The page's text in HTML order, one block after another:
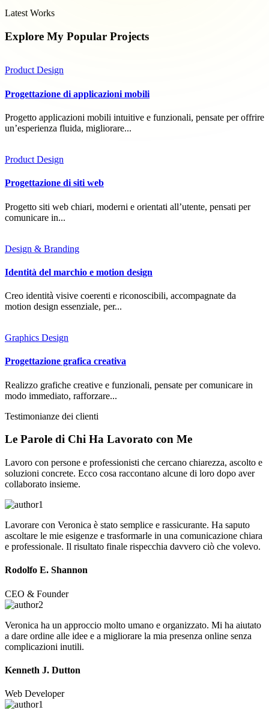
Latest Works
Explore My Popular Projects
Product Design
Progettazione di applicazioni mobili
Progetto applicazioni mobili intuitive e funzionali, pensate per offrire
un’esperienza fluida, migliorare...
Product Design
Progettazione di siti web
Progetto siti web chiari, moderni e orientati all’utente, pensati per
comunicare in...
Design & Branding
Identità del marchio e motion design
Creo identità visive coerenti e riconoscibili, accompagnate da
motion design essenziale, per...
Graphics Design
Progettazione grafica creativa
Realizzo grafiche creative e funzionali, pensate per comunicare in
modo immediato, rafforzare...
Testimonianze dei clienti
Le Parole di Chi Ha Lavorato con Me
Lavoro con persone e professionisti che cercano chiarezza, ascolto e
soluzioni concrete. Ecco cosa raccontano alcune di loro dopo aver
collaborato insieme.
Lavorare con Veronica è stato semplice e rassicurante. Ha saputo
ascoltare le mie esigenze e trasformarle in una comunicazione chiara
e professionale. Il risultato finale rispecchia davvero ciò che volevo.
Rodolfo E. Shannon
CEO & Founder
Veronica ha un approccio molto umano e organizzato. Mi ha aiutato
a dare ordine alle idee e a migliorare la mia presenza online senza
complicazioni inutili.
Kenneth J. Dutton
Web Developer